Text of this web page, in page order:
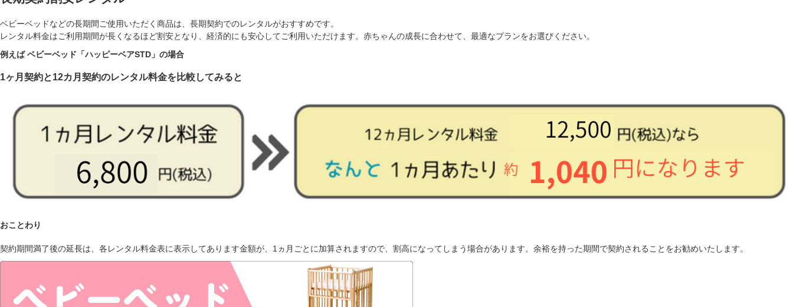
ベビーベッドなどの長期間ご使用いただく商品は、長期契約でのレンタルがおすすめです。
レンタル料金はご利用期間が長くなるほど割安となり、経済的にも安心してご利用いただけます。赤ちゃんの成長に合わせて、最適なプランをお選びください。
例えば ベビーベッド「ハッピーベアSTD」の場合
1ヶ月契約と12カ月契約のレンタル料金を比較してみると
おことわり
契約期間満了後の延長は、各レンタル料金表に表示してあります金額が、1ヵ月ごとに加算されますので、割高になってしまう場合があります。余裕を持った期間で契約されることをお勧めいたします。